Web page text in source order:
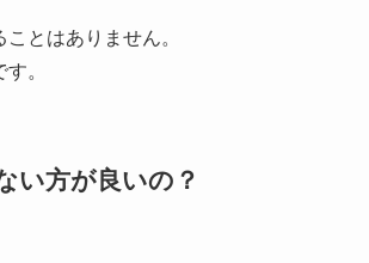
凍庫に入れていただいて構いません。